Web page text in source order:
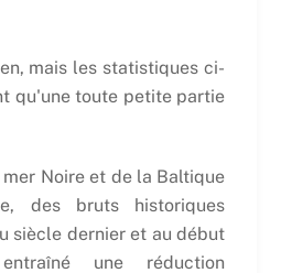
mais les statistiques ci-
qu'une toute petite partie
Noire et de la Baltique
des bruts historiques
siècle dernier et au début
une réduction